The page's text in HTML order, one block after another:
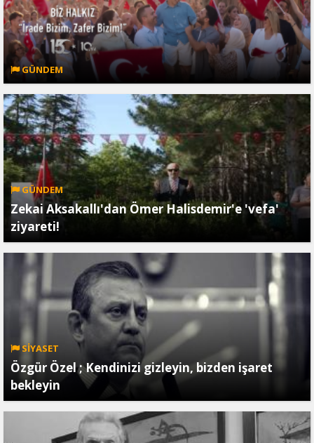
GÜNDEM
GÜNDEM
Zekai Aksakallı'dan Ömer Halisdemir'e 'vefa'
ziyareti!
SİYASET
Özgür Özel ; Kendinizi gizleyin, bizden işaret
bekleyin